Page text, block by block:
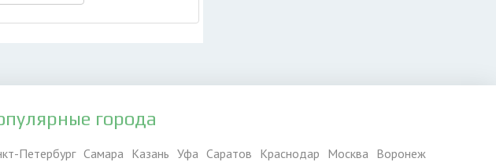
города
Петербург Самара Казань Уфа Саратов Краснодар Москва Воронеж